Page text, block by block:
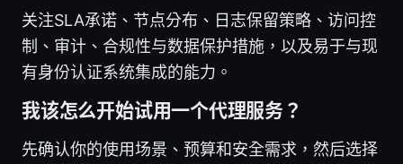
关注SLA承诺、节点分布、日志保留策略、访问控
制、审计、合规性与数据保护措施，以及易于与现
有身份认证系统集成的能力。
我该怎么开始试用一个代理服务？
先确认你的使用场景、预算和安全需求，然后选择